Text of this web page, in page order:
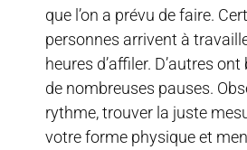
que l’on a prévu de faire.
personnes arrivent à
heures d’affiler. D’autres
de nombreuses pauses.
rythme, trouver la juste
votre forme physique et